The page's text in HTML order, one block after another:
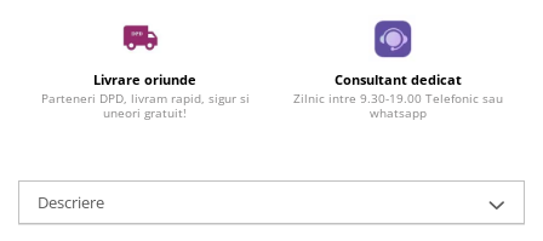
Livrare oriunde
Parteneri DPD, livram rapid, sigur si
uneori gratuit!
Consultant dedicat
Zilnic intre 9.30-19.00 Telefonic sau
whatsapp
Descriere